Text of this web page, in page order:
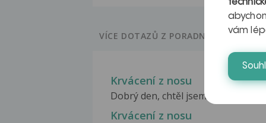
VÍCE DOTAZŮ Z PORADNY
Krvácení z nosu
Dobrý den, chtěl jsem se zeptat.
Krvácení z nosu
vám